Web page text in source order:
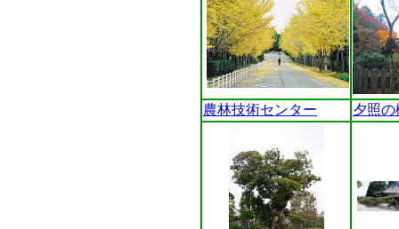
農林技術センター 夕照の